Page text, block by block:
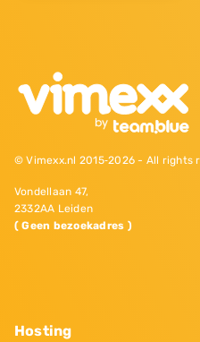
© Vimexx.nl 2015‐2026 - All rights
Vondellaan 47,
2332AA Leiden
( Geen bezoekadres )
Hosting